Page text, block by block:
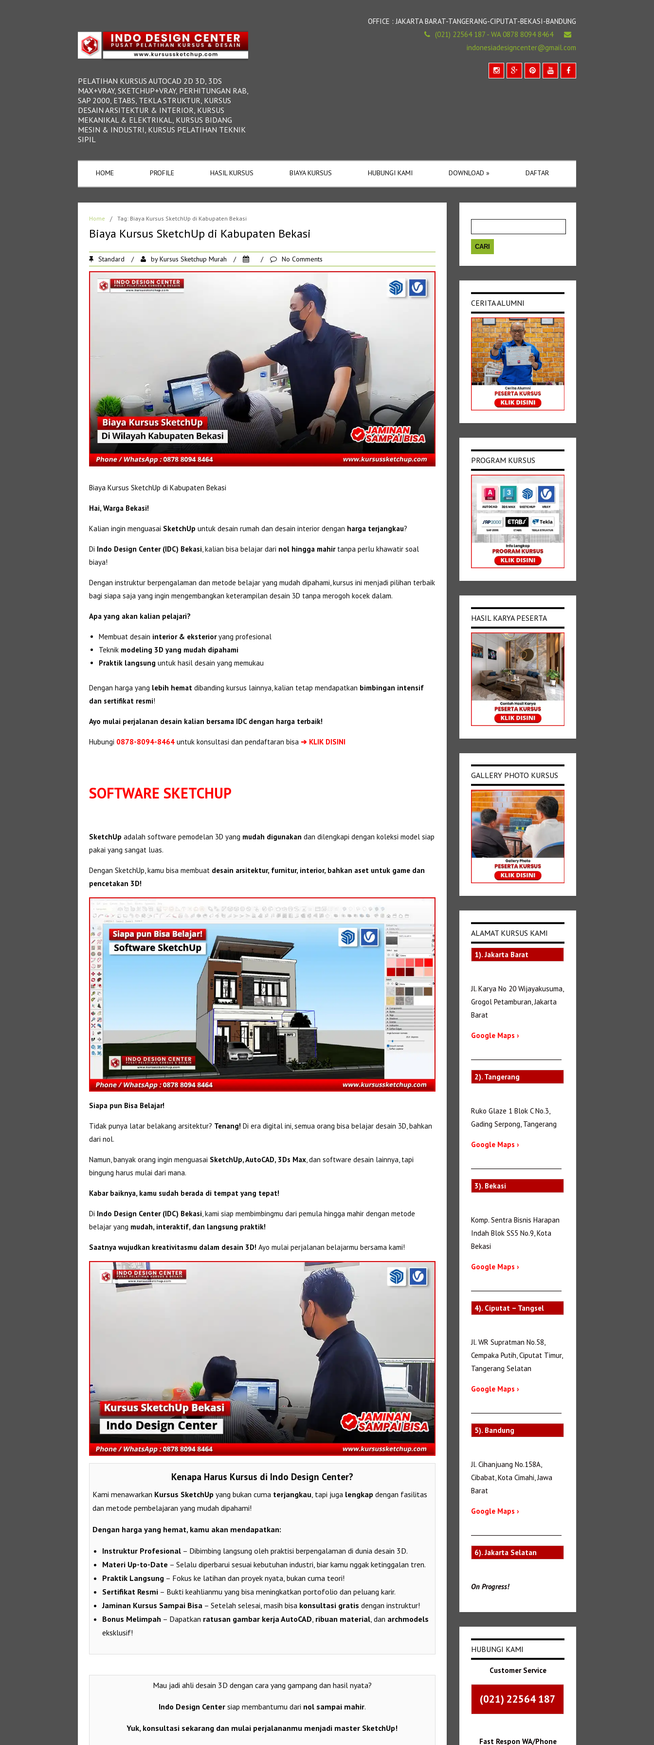
PELATIHAN KURSUS AUTOCAD 2D 3D, 3DS
MAX+VRAY, SKETCHUP+VRAY, PERHITUNGAN RAB,
SAP 2000, ETABS, TEKLA STRUKTUR, KURSUS
DESAIN ARSITEKTUR & INTERIOR, KURSUS
MEKANIKAL & ELEKTRIKAL, KURSUS BIDANG
MESIN & INDUSTRI, KURSUS PELATIHAN TEKNIK
SIPIL
OFFICE : JAKARTA BARAT-TANGERANG-CIPUTAT-BEKASI-BANDUNG
(021) 22564 187 - WA 0878 8094 8464
indonesiadesigncenter@gmail.com
HOME PROFILE HASIL KURSUS BIAYA KURSUS HUBUNGI KAMI DOWNLOAD » DAFTAR
Home / Tag: Biaya Kursus SketchUp di Kabupaten Bekasi
Biaya Kursus SketchUp di Kabupaten Bekasi
Standard / byKursus Sketchup Murah / / No Comments
Biaya Kursus SketchUp di Kabupaten Bekasi
Hai, Warga Bekasi!
Kalian ingin menguasai SketchUp untuk desain rumah dan desain interior dengan harga terjangkau?
Di Indo Design Center (IDC) Bekasi, kalian bisa belajar dari nol hingga mahirtanpa perlu khawatir soal
biaya!
Dengan instruktur berpengalaman dan metode belajar yang mudah dipahami, kursus ini menjadi pilihan terbaik
bagi siapa saja yang ingin mengembangkan keterampilan desain 3D tanpa merogoh kocek dalam.
Apa yang akan kalian pelajari?
Membuat desain interior & eksterioryang profesional
Teknik modeling 3D yang mudah dipahami
Praktik langsung untuk hasil desain yang memukau
Dengan harga yang lebih hematdibanding kursus lainnya, kalian tetap mendapatkan bimbingan intensif
dan sertifikat resmi!
Ayo mulai perjalanan desain kalian bersama IDC dengan harga terbaik!
Hubungi 0878-8094-8464untuk konsultasi dan pendaftaran bisa ➔ KLIK DISINI
SOFTWARE SKETCHUP
SketchUp adalah software pemodelan 3D yang mudah digunakan dan dilengkapi dengan koleksi model siap
pakai yang sangat luas.
Dengan SketchUp, kamu bisa membuat desain arsitektur, furnitur, interior, bahkan aset untuk game dan
pencetakan 3D!
Siapa pun Bisa Belajar!
Tidak punya latar belakang arsitektur? Tenang! Di era digital ini, semua orang bisa belajar desain 3D, bahkan
dari nol.
Namun, banyak orang ingin menguasai SketchUp, AutoCAD, 3Ds Max, dan software desain lainnya, tapi
bingung harus mulai dari mana.
Kabar baiknya, kamu sudah berada di tempat yang tepat!
Di Indo Design Center (IDC) Bekasi, kami siap membimbingmu dari pemula hingga mahir dengan metode
belajar yang mudah, interaktif, dan langsung praktik!
Saatnya wujudkan kreativitasmu dalam desain 3D! Ayo mulai perjalanan belajarmu bersama kami!
Kenapa Harus Kursus di Indo Design Center?
Kami menawarkan Kursus SketchUpyang bukan cuma terjangkau , tapi juga lengkap dengan fasilitas
dan metode pembelajaran yang mudah dipahami!
Dengan harga yang hemat, kamu akan mendapatkan:
Instruktur Profesional– Dibimbing langsung oleh praktisi berpengalaman di dunia desain 3D.
Materi Up-to-Date – Selalu diperbarui sesuai kebutuhan industri, biar kamu nggak ketinggalan tren.
Praktik Langsung– Fokus ke latihan dan proyek nyata, bukan cuma teori!
Sertifikat Resmi– Bukti keahlianmu yang bisa meningkatkan portofolio dan peluang karir.
Jaminan Kursus Sampai Bisa – Setelah selesai, masih bisa konsultasi gratis dengan instruktur!
Bonus Melimpah – Dapatkan ratusan gambar kerja AutoCAD ribuan material, dan archmodels
eksklusif!
Mau jadi ahli desain 3D dengan cara yang gampang dan hasil nyata?
Indo Design Centersiap membantumu dari nol sampai mahir.
Yuk, konsultasi sekarang dan mulai perjalananmu menjadi master SketchUp!
untuk:
CERITA ALUMNI
PROGRAM KURSUS
HASIL KARYA PESERTA
GALLERY PHOTO KURSUS
ALAMAT KURSUS KAMI
1). Jakarta Barat
Jl. Karya No 20 Wijayakusuma,
Grogol Petamburan, Jakarta
Barat
Google Maps ›
2). Tangerang
Ruko Glaze 1 Blok C No.3,
Gading Serpong, Tangerang
Google Maps ›
3). Bekasi
Komp. Sentra Bisnis Harapan
Indah Blok SS5 No.9, Kota
Bekasi
Google Maps ›
4). Ciputat – Tangsel
Jl. WR Supratman No.58,
Cempaka Putih, Ciputat Timur,
Tangerang Selatan
Google Maps ›
5). Bandung
Jl. Cihanjuang No.158A,
Cibabat, Kota Cimahi, Jawa
Barat
Google Maps ›
6). Jakarta Selatan
On Progress!
HUBUNGI KAMI
Customer Service
(021) 22564 187
Fast Respon WA/Phone